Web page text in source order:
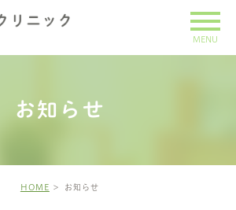
お知らせ
HOME お知らせ